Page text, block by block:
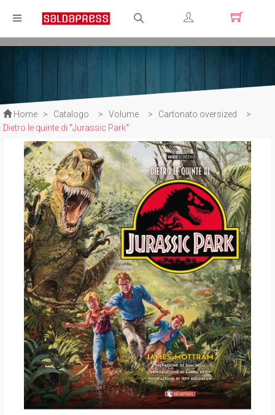
Registrati
Home > Catalogo > Volume > Cartonato oversized
>
Dietro le quinte di "Jurassic Park"